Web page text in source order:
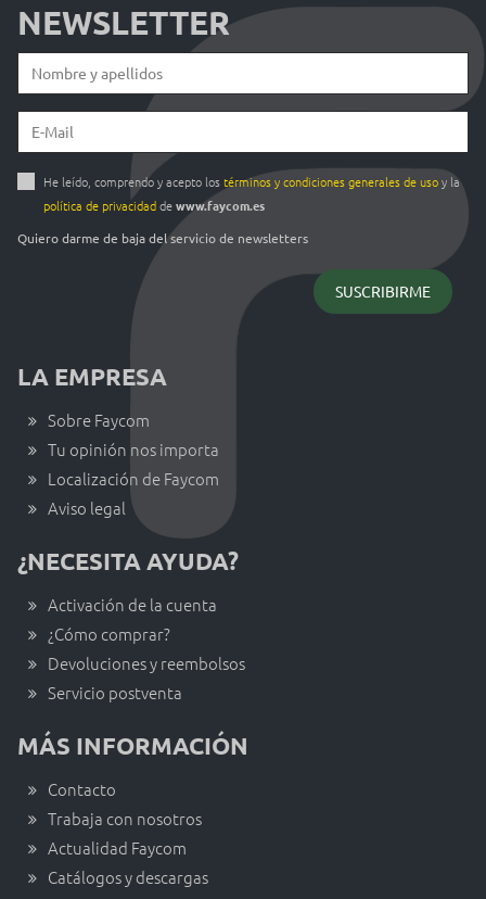
NEWSLETTER
He leído, comprendo y acepto los términos y condiciones generales de usoy la
política de privacidaddewww.faycom.es
Quiero darme de baja del servicio de newsletters
LA EMPRESA
Sobre Faycom
Tu opinión nos importa
Localización de Faycom
Aviso legal
¿NECESITA AYUDA?
Activación de la cuenta
¿Cómo comprar?
Devoluciones y reembolsos
Servicio postventa
MÁS INFORMACIÓN
Contacto
Trabaja con nosotros
Actualidad Faycom
Catálogos y descargas